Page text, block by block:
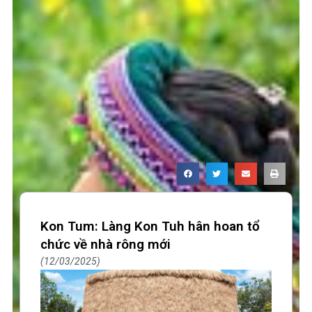
Kon Tum: Làng Kon Tuh hân hoan tổ
chức về nhà rông mới
12/03/2025